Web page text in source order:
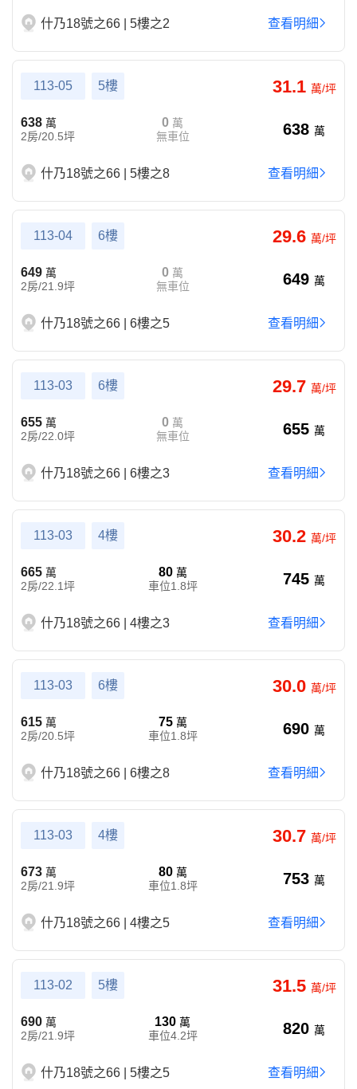
什乃18號之66 | 5樓之2 查看明細
113-05 5樓 31.1 萬/坪
638 萬
2房/20.5坪
0 萬
無車位
638 萬
什乃18號之66 | 5樓之8 查看明細
113-04 6樓 29.6 萬/坪
649 萬
2房/21.9坪
0 萬
無車位
649 萬
什乃18號之66 | 6樓之5 查看明細
113-03 6樓 29.7 萬/坪
655 萬
2房/22.0坪
0 萬
無車位
655 萬
什乃18號之66 | 6樓之3 查看明細
113-03 4樓 30.2 萬/坪
665 萬
2房/22.1坪
80 萬
車位1.8坪
745 萬
什乃18號之66 | 4樓之3 查看明細
113-03 6樓 30.0 萬/坪
615 萬
2房/20.5坪
75 萬
車位1.8坪
690 萬
什乃18號之66 | 6樓之8 查看明細
113-03 4樓 30.7 萬/坪
673 萬
2房/21.9坪
80 萬
車位1.8坪
753 萬
什乃18號之66 | 4樓之5 查看明細
113-02 5樓 31.5 萬/坪
690 萬
2房/21.9坪
130萬
車位4.2坪
820 萬
什乃18號之66 | 5樓之5 查看明細